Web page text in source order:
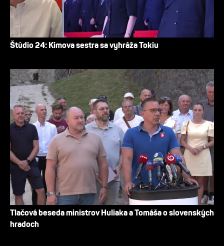
Štúdio 24: Kimova sestra sa vyhráža Tokiu
Tlačová beseda ministrov Huliaka a Tomáša o slovenských
hradoch